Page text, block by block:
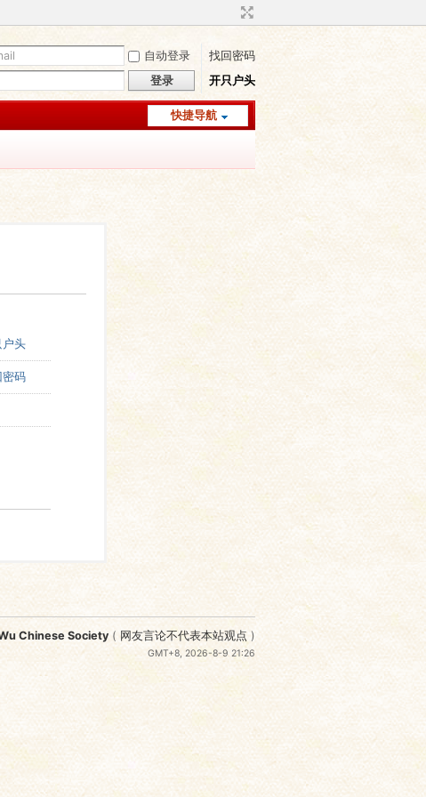
自动登录
找回密码
登录 开只户头
快捷导航
户头
密码
Chinese Society ( 网友言论不代表本站观点 )
GMT+8, 2026-8-9 21:26